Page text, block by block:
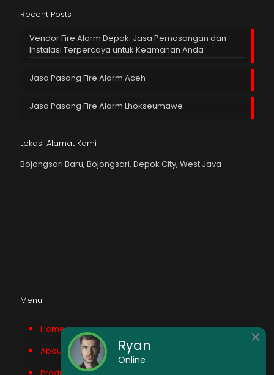
Recent Posts
Vendor Fire Alarm Depok: Jasa Pemasangan dan
Instalasi Terpercaya untuk Keamanan Anda
Jasa Pasang Fire Alarm Aceh
Jasa Pasang Fire Alarm Lhokseumawe
Lokasi Alamat Kami
Bojongsari Baru, Bojongsari, Depok City, West Java
Menu
Home
About us
Ryan
Online